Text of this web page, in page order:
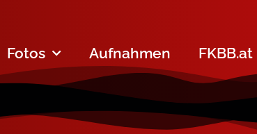
Fotos Aufnahmen FKBB.at